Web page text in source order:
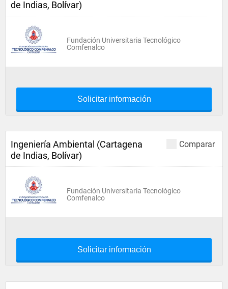
de Indias, Bolívar)
Fundación Universitaria Tecnológico
Comfenalco
Solicitar información
Comparar
Ingeniería Ambiental (Cartagena
de Indias, Bolívar)
Fundación Universitaria Tecnológico
Comfenalco
Solicitar información